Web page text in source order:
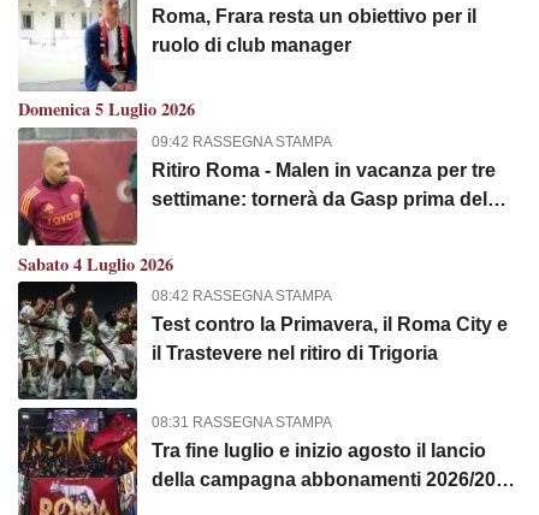
Roma, Frara resta un obiettivo per il
ruolo di club manager
Domenica 5 Luglio 2026
09:42 RASSEGNA STAMPA
Ritiro Roma - Malen in vacanza per tre
settimane: tornerà da Gasp prima del
Sabato 4 Luglio 2026
08:42 RASSEGNA STAMPA
Test contro la Primavera, il Roma City e
il Trastevere nel ritiro di Trigoria
08:31 RASSEGNA STAMPA
Tra fine luglio e inizio agosto il lancio
della campagna abbonamenti 2026/2027